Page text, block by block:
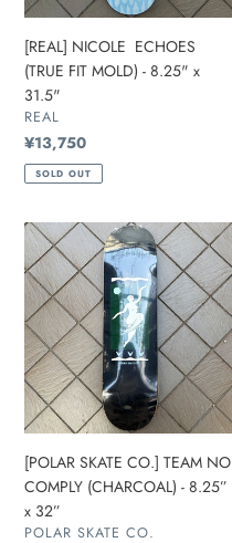
x
31.5"
[REAL] NICOLE ECHOES
(TRUE FIT MOLD) - 8.25" x
31.5"
販
売
REAL
通
常
価
¥13,750
SOLD OUT
[POLAR
SKATE
CO.]
TEAM
NO
COMPLY
(CHARCOAL)
8.25”
x
32”
[POLAR SKATE CO.] TEAM NO
COMPLY (CHARCOAL) - 8.25”
x 32”
販
POLAR SKATE CO.